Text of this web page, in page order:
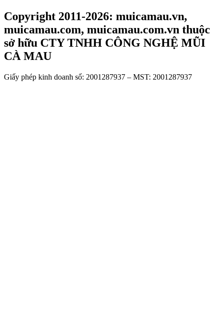
Copyright 2011-2026: muicamau.vn,
muicamau.com, muicamau.com.vn thuộc
sở hữu CTY TNHH CÔNG NGHỆ MŨI
CÀ MAU
Giấy phép kinh doanh số: 2001287937 – MST: 2001287937